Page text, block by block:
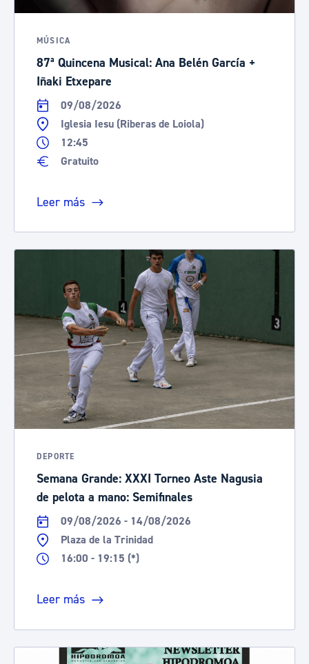
MÚSICA
87ª Quincena Musical: Ana Belén García +
Iñaki Etxepare
09/08/2026
Iglesia Iesu (Riberas de Loiola)
12:45
Gratuito
Leer más
DEPORTE
Semana Grande: XXXI Torneo Aste Nagusia
de pelota a mano: Semifinales
09/08/2026 - 14/08/2026
Plaza de la Trinidad
16:00 - 19:15 (*)
Leer más